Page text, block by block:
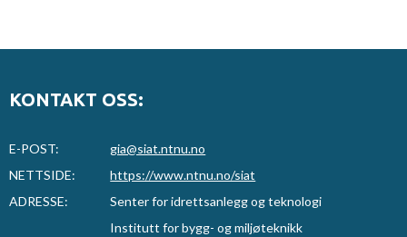
KONTAKT OSS:
E-POST:
gia@siat.ntnu.no
NETTSIDE:
https://www.ntnu.no/siat
ADRESSE:
Senter for idrettsanlegg og teknologi
Institutt for bygg- og miljøteknikk